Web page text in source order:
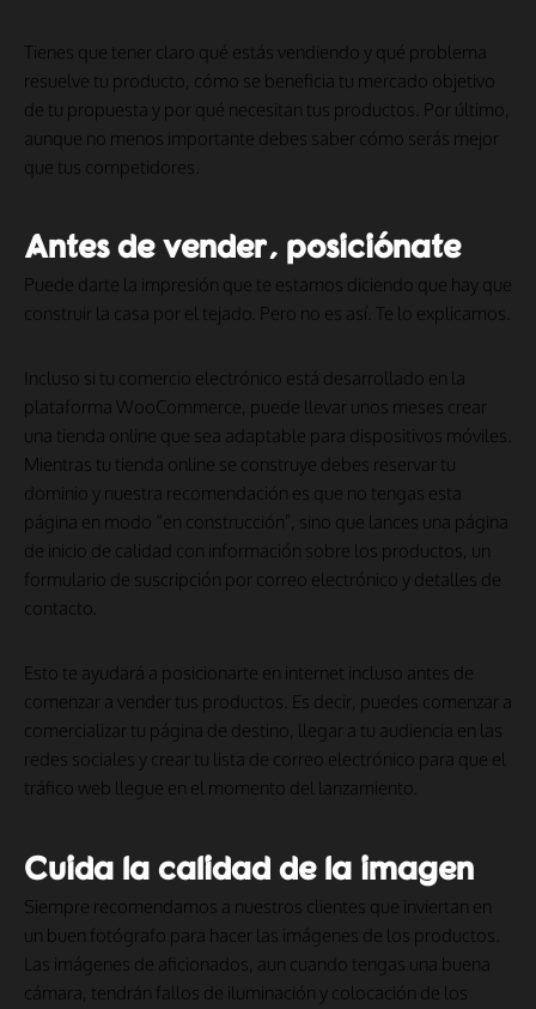
Tienes que tener claro qué estás vendiendo y qué problema
resuelve tu producto, cómo se beneficia tu mercado objetivo
de tu propuesta y por qué necesitan tus productos. Por último,
aunque no menos importante debes saber cómo serás mejor
que tus competidores.
Antes de vender, posiciónate
Puede darte la impresión que te estamos diciendo que hay que
construir la casa por el tejado. Pero no es así. Te lo explicamos.
Incluso si tu comercio electrónico está desarrollado en la
plataforma WooCommerce, puede llevar unos meses crear
una tienda online que sea adaptable para dispositivos móviles.
Mientras tu tienda online se construye debes reservar tu
dominio y nuestra recomendación es que no tengas esta
página en modo “en construcción”, sino que lances una página
de inicio de calidad con información sobre los productos, un
formulario de suscripción por correo electrónico y detalles de
contacto.
Esto te ayudará a posicionarte en internet incluso antes de
comenzar a vender tus productos. Es decir, puedes comenzar a
comercializar tu página de destino, llegar a tu audiencia en las
redes sociales y crear tu lista de correo electrónico para que el
tráfico web llegue en el momento del lanzamiento.
Cuida la calidad de la imagen
Siempre recomendamos a nuestros clientes que inviertan en
un buen fotógrafo para hacer las imágenes de los productos.
Las imágenes de aficionados, aun cuando tengas una buena
cámara, tendrán fallos de iluminación y colocación de los